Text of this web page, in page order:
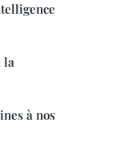
la
à nos